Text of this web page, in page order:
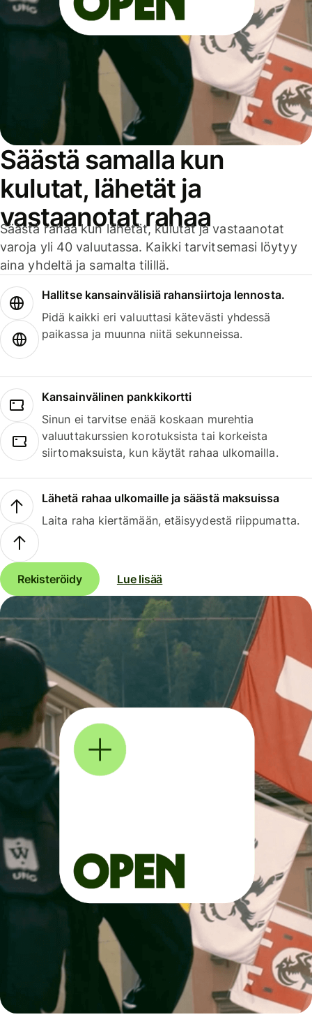
Säästä samalla kun
kulutat, lähetät ja
vastaanotat rahaa
Säästä rahaa kun lähetät, kulutat ja vastaanotat
varoja yli 40 valuutassa. Kaikki tarvitsemasi löytyy
aina yhdeltä ja samalta tilillä.
Hallitse kansainvälisiä rahansiirtoja lennosta.
Pidä kaikki eri valuuttasi kätevästi yhdessä
paikassa ja muunna niitä sekunneissa.
Kansainvälinen pankkikortti
Sinun ei tarvitse enää koskaan murehtia
valuuttakurssien korotuksista tai korkeista
siirtomaksuista, kun käytät rahaa ulkomailla.
Lähetä rahaa ulkomaille ja säästä maksuissa
Laita raha kiertämään, etäisyydestä riippumatta.
Rekisteröidy Lue lisää